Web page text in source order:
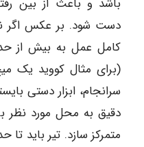
باشد و باعث از بین
دست شود. بر عکس اگر
کامل عمل به بیش از
(برای مثال کووید یک
سرانجام، ابزار دستی
دقیق به محل مورد نظر
متمرکز سازد. تیر باید تا